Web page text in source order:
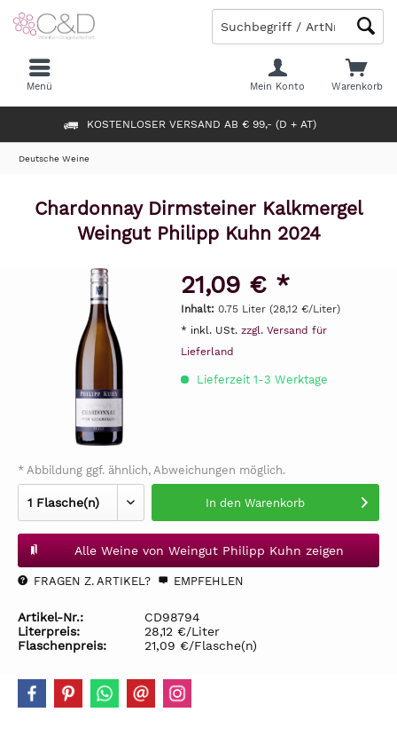
KOSTENLOSER VERSAND AB € 99,- (D + AT)
Warenkorb
Mein Konto
Menü
Deutsche Weine
Chardonnay Dirmsteiner Kalkmergel
Weingut Philipp Kuhn 2024
21,09 € *
Inhalt: 0.75 Liter (28,12 €/Liter)
* inkl. USt. zzgl. Versand für
Lieferland
Lieferzeit 1-3 Werktage
* Abbildung ggf. ähnlich, Abweichungen möglich.
In den Warenkorb
Alle Weine von Weingut Philipp Kuhn zeigen
FRAGEN Z. ARTIKEL? EMPFEHLEN
Artikel-Nr.:
CD98794
Literpreis:
28,12 €/Liter
Flaschenpreis:
21,09 €/Flasche(n)